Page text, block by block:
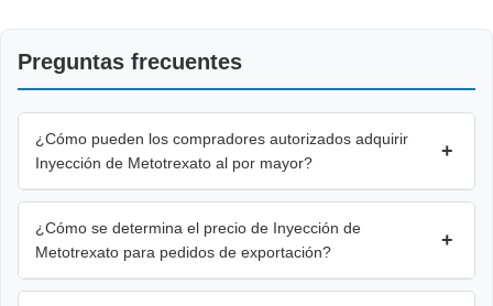
Preguntas frecuentes
¿Cómo pueden los compradores autorizados adquirir
Inyección de Metotrexato al por mayor?
+
¿Cómo se determina el precio de Inyección de
Metotrexato para pedidos de exportación?
+